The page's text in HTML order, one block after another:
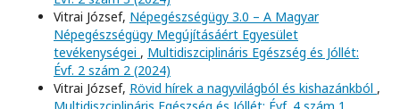
Vitrai József, Népegészségügy 3.0 – A Magyar
Népegészségügy Megújításáért Egyesület
tevékenységei , Multidiszciplináris Egészség és Jóllét:
Évf. 2 szám 2 (2024)
Vitrai József, Rövid hírek a nagyvilágból és kishazánkból ,